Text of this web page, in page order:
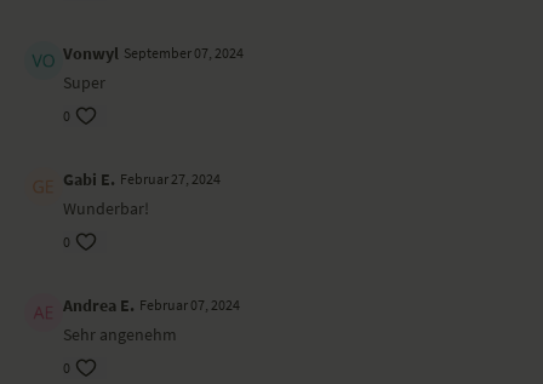
Vonwyl September 07, 2024
Super
0
Gabi E. Februar 27, 2024
Wunderbar!
0
Andrea E. Februar 07, 2024
Sehr angenehm
0